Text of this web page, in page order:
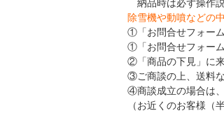
納品時は必ず操作
除雪機や動噴などの
①「お問合せフォー
①「お問合せフォー
②「商品の下見」に
③ご商談の上、送料
④商談成立の場合は
（お近くのお客様（